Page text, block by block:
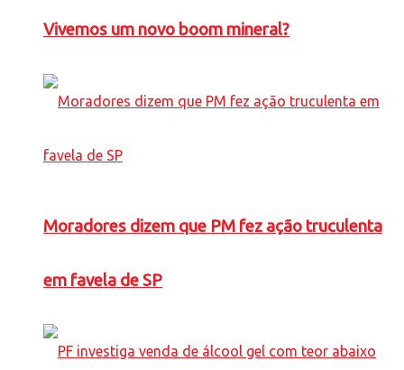
Vivemos um novo boom mineral?
Moradores dizem que PM fez ação truculenta
em favela de SP